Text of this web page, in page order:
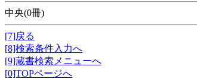
中央(0冊)
[7]戻る
[8]検索条件入力へ
[9]蔵書検索メニューへ
[0]TOPページへ